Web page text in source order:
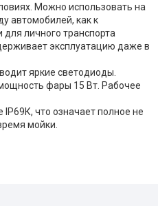
Можно использовать на
автомобилей, как к
личного транспорта
эксплуатацию даже в
яркие светодиоды.
фары 15 Вт. Рабочее
что означает полное не
мойки.